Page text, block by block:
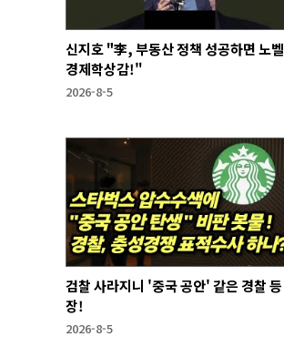
신지호 "李, 부동산 정책 성공하면 노벨
경제학상감!"
2026-8-5
검찰 사라지니 '중국 공안' 같은 경찰 등
장!
2026-8-5